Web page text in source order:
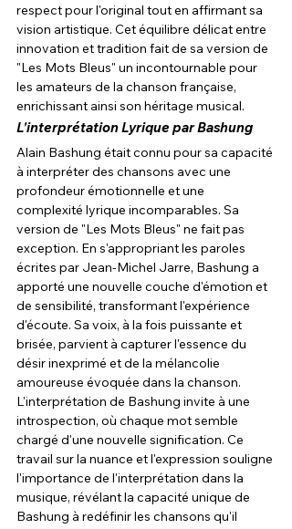
respect pour l'original tout en affirmant sa
vision artistique. Cet équilibre délicat entre
innovation et tradition fait de sa version de
"Les Mots Bleus" un incontournable pour
les amateurs de la chanson française,
enrichissant ainsi son héritage musical.
L'interprétation Lyrique par Bashung
Alain Bashung était connu pour sa capacité
à interpréter des chansons avec une
profondeur émotionnelle et une
complexité lyrique incomparables. Sa
version de "Les Mots Bleus" ne fait pas
exception. En s'appropriant les paroles
écrites par Jean-Michel Jarre, Bashung a
apporté une nouvelle couche d'émotion et
de sensibilité, transformant l'expérience
d'écoute. Sa voix, à la fois puissante et
brisée, parvient à capturer l'essence du
désir inexprimé et de la mélancolie
amoureuse évoquée dans la chanson.
L'interprétation de Bashung invite à une
introspection, où chaque mot semble
chargé d'une nouvelle signification. Ce
travail sur la nuance et l'expression souligne
l'importance de l'interprétation dans la
musique, révélant la capacité unique de
Bashung à redéfinir les chansons qu'il